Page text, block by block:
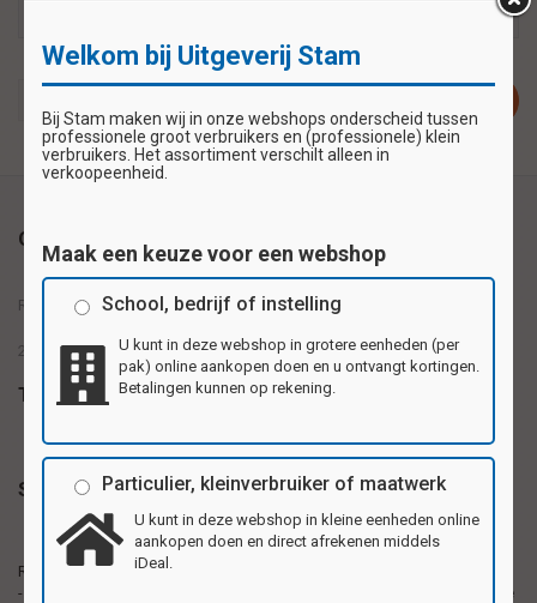
Omschrijving
Reuzewenskaart serie 12072 - panda's en koala's
2 motieven, u ontvangt van elke afbeelding 2 stuks
Tags
Specificaties
Reuzewenskaarten
- formaat A4
Reuzewenskaarten van stevig karton, formaat
20,5x29,5cm (A4). Per pak 4 verschillende motieven.
Ook als verjaardags, bedank- of uitnodigingskaart te
Welkom bij Uitgeverij Stam
Bij Stam maken wij in onze webshops onderscheid tussen
professionele groot verbruikers en (professionele) klein
verbruikers. Het assortiment verschilt alleen in
verkoopeenheid.
Maak een keuze voor een webshop
School, bedrijf of instelling
U kunt in deze webshop in grotere eenheden (per
pak) online aankopen doen en u ontvangt kortingen.
Betalingen kunnen op rekening.
Particulier, kleinverbruiker of maatwerk
U kunt in deze webshop in kleine eenheden online
aankopen doen en direct afrekenen middels
iDeal.